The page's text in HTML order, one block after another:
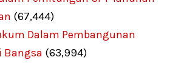
(67,444)
Dalam Pembangunan
Bangsa (63,994)